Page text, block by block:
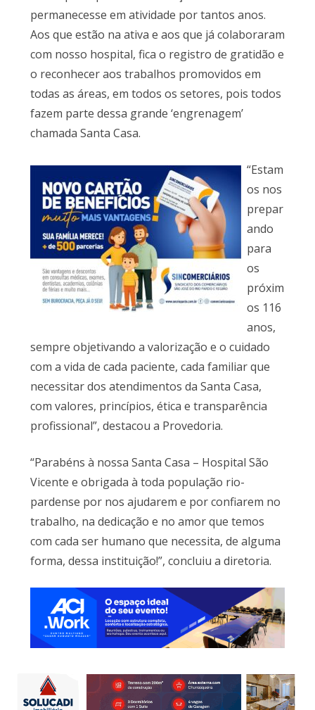
permanecesse em atividade por tantos anos.
Aos que estão na ativa e aos que já colaboraram
com nosso hospital, fica o registro de gratidão e
o reconhecer aos trabalhos promovidos em
todas as áreas, em todos os setores, pois todos
fazem parte dessa grande ‘engrenagem’
chamada Santa Casa.
“Estam
os nos
prepar
ando
para
os
próxim
os 116
anos,
sempre objetivando a valorização e o cuidado
com a vida de cada paciente, cada familiar que
necessitar dos atendimentos da Santa Casa,
com valores, princípios, ética e transparência
profissional”, destacou a Provedoria.
“Parabéns à nossa Santa Casa – Hospital São
Vicente e obrigada à toda população rio-
pardense por nos ajudarem e por confiarem no
trabalho, na dedicação e no amor que temos
com cada ser humano que necessita, de alguma
forma, dessa instituição!”, concluiu a diretoria.